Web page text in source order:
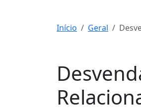
Início Geral Desvendando as